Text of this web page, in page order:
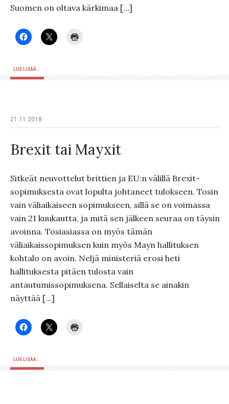
Suomen on oltava kärkimaa […]
LUE LISÄÄ...
21.11.2018
Brexit tai Mayxit
Sitkeät neuvottelut brittien ja EU:n välillä Brexit-
sopimuksesta ovat lopulta johtaneet tulokseen. Tosin
vain väliaikaiseen sopimukseen, sillä se on voimassa
vain 21 kuukautta, ja mitä sen jälkeen seuraa on täysin
avoinna. Tosiasiassa on myös tämän
väliaikaissopimuksen kuin myös Mayn hallituksen
kohtalo on avoin. Neljä ministeriä erosi heti
hallituksesta pitäen tulosta vain
antautumissopimuksena. Sellaiselta se ainakin
näyttää […]
LUE LISÄÄ...